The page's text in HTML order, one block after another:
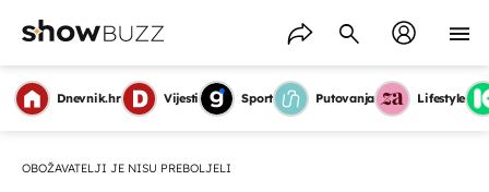
Dnevnik.hr Vijesti Sport Putovanja Lifestyle
OBOŽAVATELJI JE NISU PREBOLJELI